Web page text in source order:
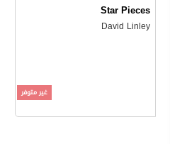
Star Pieces
David Linley
غير متوفر